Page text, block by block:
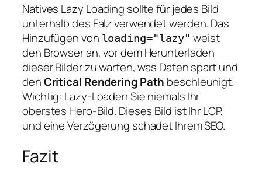
Natives Lazy Loading sollte für jedes Bild
unterhalb des Falz verwendet werden. Das
Hinzufügen von loading="lazy" weist
den Browser an, vor dem Herunterladen
dieser Bilder zu warten, was Daten spart und
denCritical Rendering Path beschleunigt.
Wichtig: Lazy-Loaden Sie niemals Ihr
oberstes Hero-Bild. Dieses Bild ist Ihr LCP,
und eine Verzögerung schadet Ihrem SEO.
Fazit